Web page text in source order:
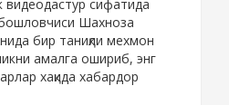
видеодастур сифатида
бошловчиси Шахноза
бир таниқли мехмон
амалга ошириб, энг
хақида хабардор